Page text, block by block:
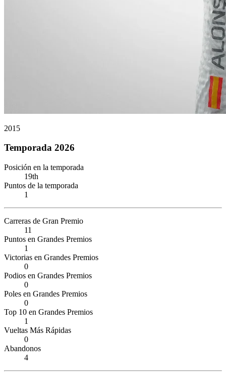
2015
Temporada 2026
Posición en la temporada
19th
Puntos de la temporada
1
Carreras de Gran Premio
11
Puntos en Grandes Premios
1
Victorias en Grandes Premios
0
Podios en Grandes Premios
0
Poles en Grandes Premios
0
Top 10 en Grandes Premios
1
Vueltas Más Rápidas
0
Abandonos
4